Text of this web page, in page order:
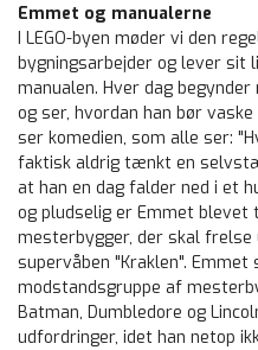
Emmet og manualerne
I LEGO-byen møder vi den
bygningsarbejder og lever sit
manualen. Hver dag
og ser, hvordan han bør
ser komedien, som alle ser:
faktisk aldrig tænkt en
at han en dag falder ned i et
og pludselig er Emmet
mesterbygger, der skal
supervåben "Kraklen".
modstandsgruppe af
Batman, Dumbledore og
udfordringer, idet han netop